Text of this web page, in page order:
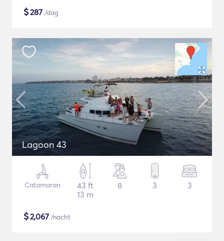
$287 /dag
Lagoon 43
Catamaran
43 ft
13 m
8 3 3
$2,067 /nacht